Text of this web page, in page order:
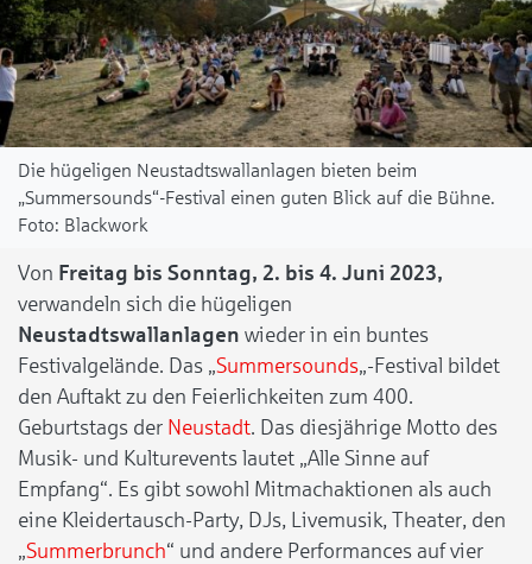
Die hügeligen Neustadtswallanlagen bieten beim
„Summersounds“-Festival einen guten Blick auf die Bühne.
Blackwork
Von Freitag bis Sonntag, 2. bis 4. Juni 2023,
verwandeln sich die hügeligen
Neustadtswallanlagen wieder in ein buntes
Festivalgelände. Das „Summersounds„-Festival bildet
den Auftakt zu den Feierlichkeiten zum 400.
Geburtstags der Neustadt. Das diesjährige Motto des
Musik- und Kulturevents lautet „Alle Sinne auf
Empfang“. Es gibt sowohl Mitmachaktionen als auch
eine Kleidertausch-Party, DJs, Livemusik, Theater, den
„Summerbrunch“ und andere Performances auf vier